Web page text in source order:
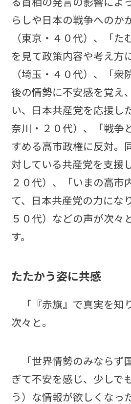
らしや日本の戦争へのか
（東京・４０代）、「
を見て政策内容や考え方
（埼玉・４０代）、「衆
後の情勢に不安感を覚え
い、日本共産党を応援し
奈川・２０代）、「戦争
すめる高市政権に反対。
対している共産党を支援
２０代）、「いまの高市
て、日本共産党の力にな
５０代）などの声が次々
す。
たたかう姿に共感
「『赤旗』で真実を知
次々と。
「世界情勢のみならず
ぎて不安を感じ、少しで
う）な情報が欲しくなっ